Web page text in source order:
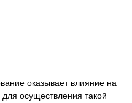
оказывает влияние на
осуществления такой